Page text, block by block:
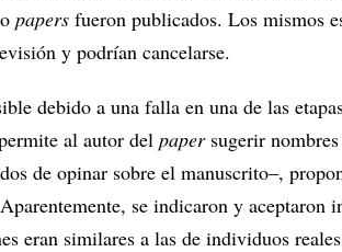
papers fueron publicados. Los mismos
y podrían cancelarse.
debido a una falla en una de las
al autor del papersugerir nombres
de opinar sobre el manuscrito‒,
se indicaron y aceptaron
eran similares a las de individuos